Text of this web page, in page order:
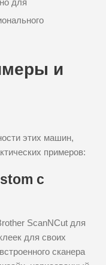
для
и
этих машин,
примеров:
с
ScanNCut для
для своих
сканера